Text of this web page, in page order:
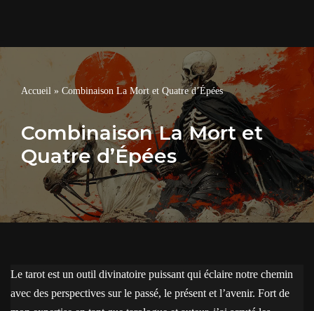
Accueil » Combinaison La Mort et Quatre d’Épées
Combinaison La Mort et
Quatre d’Épées
Le tarot est un outil divinatoire puissant qui éclaire notre chemin
avec des perspectives sur le passé, le présent et l’avenir. Fort de